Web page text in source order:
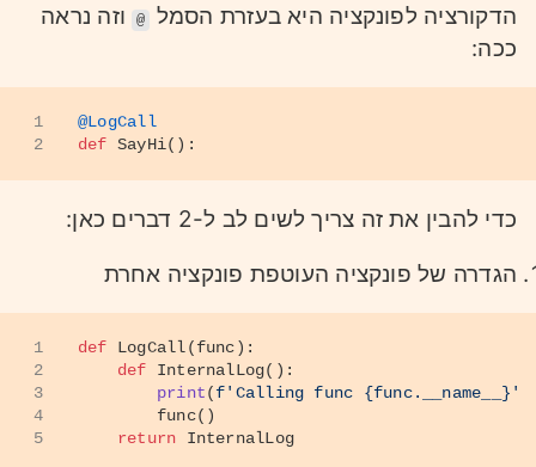
הדקורציה לפונקציה היא בעזרת הסמל
@ וזה נראה
ככה:
1
2
@LogCall
def SayHi():
כדי להבין את זה צריך לשים לב ל-2 דברים כאן:
הגדרה של פונקציה העוטפת פונקציה אחרת
1
2
3
4
5
def LogCall(func):
def
InternalLog():
print(f'Calling func {func.__name__} '
        func()
return InternalLog